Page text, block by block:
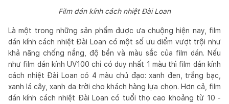
Film dán kính cách nhiệt Đài Loan
Là một trong những sản phẩm được ưa chuộng hiện nay, film
dán kính cách nhiệt Đài Loan có một số ưu điểm vượt trội như
khả năng chống nắng, độ bền và màu sắc của film dán. Nếu
như film dán kính UV100 chỉ có duy nhất 1 màu thì film dán kính
cách nhiệt Đài Loan có 4 màu chủ đạo: xanh đen, trắng bạc,
xanh lá cây, xanh da trời cho khách hàng lựa chọn. Hơn cả, film
dán kính cách nhiệt Đài Loan có tuổi thọ cao khoảng từ 10 -